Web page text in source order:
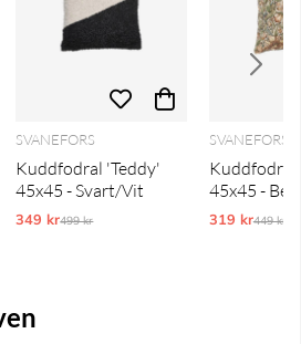
SVANEFORS
Kuddfodral 'Teddy'
45x45 - Svart/Vit
349 krOrdinarie pris:
499 kr
SVANEFORS
Kuddfodral
45x45 -
319 kr449 kr